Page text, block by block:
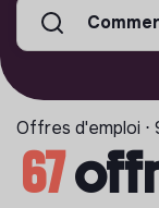
Offres d'emploi ⋅
67